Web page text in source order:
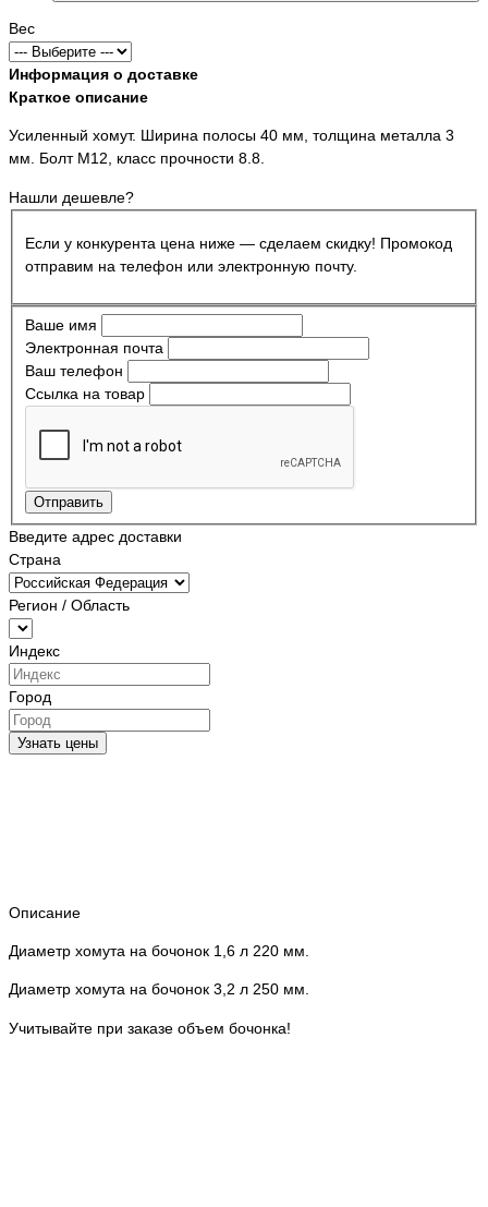
Вес
Информация о доставке
Краткое описание
Усиленный хомут. Ширина полосы 40 мм, толщина металла 3
мм. Болт М12, класс прочности 8.8.
Нашли дешевле?
Если у конкурента цена ниже — сделаем скидку! Промокод
отправим на телефон или электронную почту.
Ваше имя
Электронная почта
Ваш телефон
Ссылка на товар
Отправить
Введите адрес доставки
Страна
Регион / Область
Индекс
Город
Узнать цены
Описание
Диаметр хомута на бочонок 1,6 л 220 мм.
Диаметр хомута на бочонок 3,2 л 250 мм.
Учитывайте при заказе объем бочонка!